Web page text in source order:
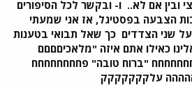
ובין אם לא.. ו- ובקשר לכל הסיפורים
הצבעה בפסטיגל, אז אני שמעתי
על שני הצדדים כך שאל תבואי בטענות
כאילו אתם איזה "מלאכיםםםם
"ברוח טובה" פחחחחחחחח
עלקקקקקקק